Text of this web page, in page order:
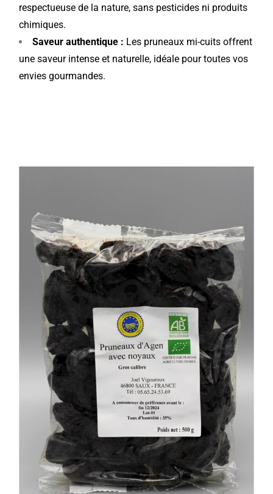
respectueuse de la nature, sans pesticides ni produits
chimiques.
Saveur authentique : Les pruneaux mi-cuits offrent
une saveur intense et naturelle, idéale pour toutes vos
envies gourmandes.